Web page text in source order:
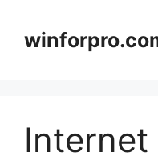
springen
Internet